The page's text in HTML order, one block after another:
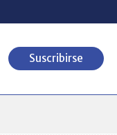
Suscribirse